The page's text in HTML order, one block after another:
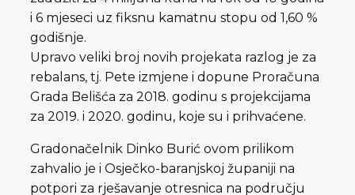
i 6 mjeseci uz fiksnu kamatnu stopu od 1,60 %
godišnje.
Upravo veliki broj novih projekata razlog je za
rebalans, tj. Pete izmjene i dopune Proračuna
Grada Belišća za 2018. godinu s projekcijama
za 2019. i 2020. godinu, koje su i prihvaćene.
Gradonačelnik Dinko Burić ovom prilikom
zahvalio je i Osječko-baranjskoj županiji na
potpori za rješavanje otresnica na području